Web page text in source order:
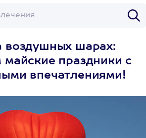
воздушных шарах:
майские праздники с
впечатлениями!